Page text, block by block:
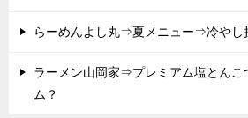
らーめんよし丸⇒夏メニュー⇒冷やし
ラーメン山岡家⇒プレミアム塩とんこ
ム？